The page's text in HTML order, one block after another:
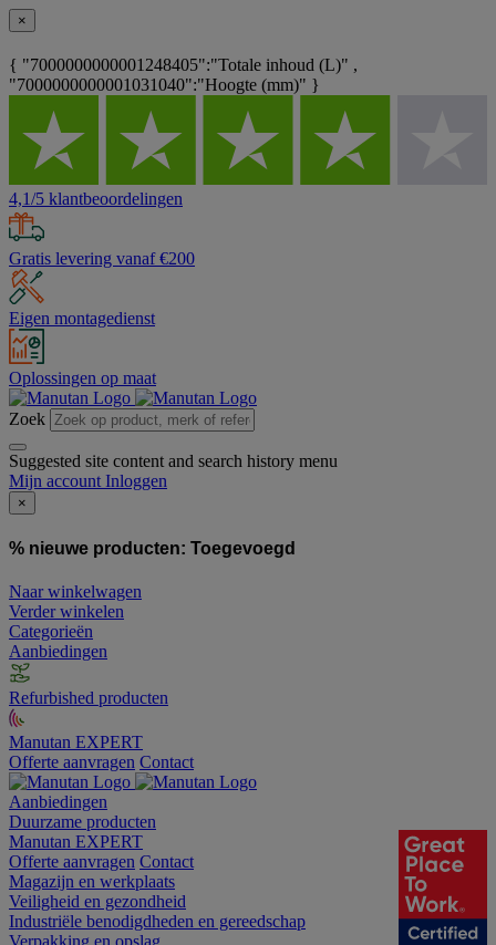
×
{ "7000000000001248405":"Totale inhoud (L)" ,
"7000000000001031040":"Hoogte (mm)" }
4,1/5 klantbeoordelingen
Gratis levering vanaf €200
Eigen montagedienst
Oplossingen op maat
Zoek
Suggested site content and search history menu
Mijn account Inloggen
×
% nieuwe producten: Toegevoegd
Naar winkelwagen
Verder winkelen
Categorieën
Aanbiedingen
Refurbished producten
Manutan EXPERT
Offerte aanvragen Contact
Aanbiedingen
Duurzame producten
Manutan EXPERT
Offerte aanvragen Contact
Magazijn en werkplaats
Veiligheid en gezondheid
Industriële benodigdheden en gereedschap
Verpakking en opslag